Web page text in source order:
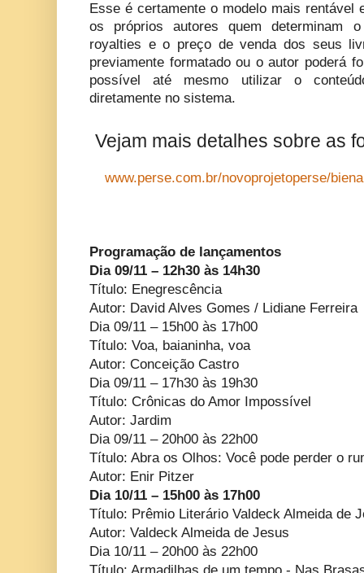
Esse é certamente o modelo mais rentável
os próprios autores quem determinam
royalties e o preço de venda dos seus
previamente formatado ou o autor poderá
possível até mesmo utilizar o
diretamente no sistema.
Vejam mais detalhes sobre as
www.perse.com.br/novoprojetoperse/
Programação de lançamentos
Dia 09/11 – 12h30 às 14h30
Título: Enegrescência
Autor: David Alves Gomes / Lidiane Ferreira
Dia 09/11 – 15h00 às 17h00
Título: Voa, baianinha, voa
Autor: Conceição Castro
Dia 09/11 – 17h30 às 19h30
Título: Crônicas do Amor Impossível
Autor: Jardim
Dia 09/11 – 20h00 às 22h00
Título: Abra os Olhos: Você pode perder o
Autor: Enir Pitzer
Dia 10/11 – 15h00 às 17h00
Título: Prêmio Literário Valdeck Almeida de
Autor: Valdeck Almeida de Jesus
Dia 10/11 – 20h00 às 22h00